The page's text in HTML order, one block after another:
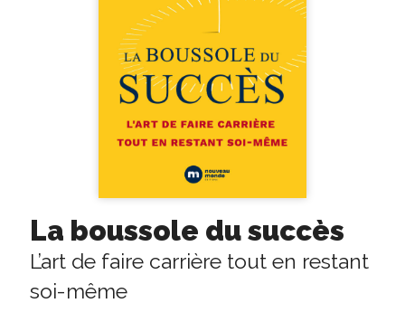
La boussole du succès
L’art de faire carrière tout en restant
soi-même